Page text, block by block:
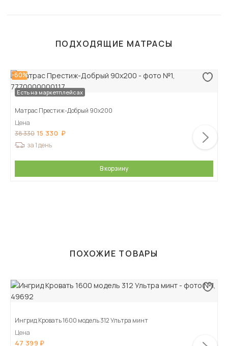
ПОДХОДЯЩИЕ МАТРАСЫ
-60%
Есть на маркетплейсах
Матрас Престиж-Добрый 90х200
Цена
38 330 15 330
за 1 день
В корзину
ПОХОЖИЕ ТОВАРЫ
Ингрид Кровать 1600 модель 312 Ультра минт
Цена
47 399